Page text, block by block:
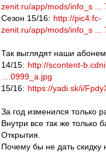
zenit.ru/app/mods/info_s ...
Сезон 15/16: http://pic4.fc-
zenit.ru/app/mods/info_s ...
Так выглядят наши
14/15: http://scontent-
... 0999_a.jpg
15/16: https://yadi.sk/i/
За год изменился только
Внутри все так же только
Открытия.
Почему бы не дать скидку